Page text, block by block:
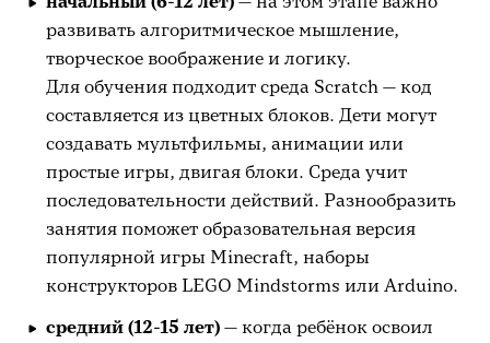
развивать алгоритмическое мышление,
творческое воображение и логику.
Для обучения подходит среда Scratch — код
составляется из цветных блоков. Дети могут
создавать мультфильмы, анимации или
простые игры, двигая блоки. Среда учит
последовательности действий. Разнообразить
занятия поможет образовательная версия
популярной игры Minecraft, наборы
конструкторов LEGO Mindstorms или Arduino.
средний (12-15 лет) — когда ребёнок освоил